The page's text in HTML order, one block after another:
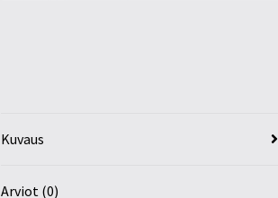
Kuvaus
Arviot (0)